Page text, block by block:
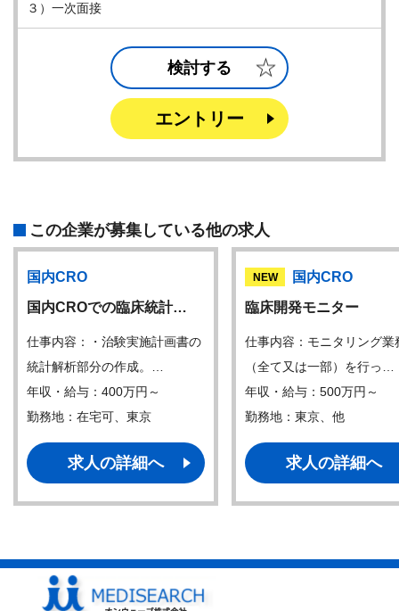
３）一次面接
検討する
エントリー
この企業が募集している他の求人
国内CRO
国内CROでの臨床統計…
仕事内容：・治験実施計画書の
統計解析部分の作成。…
年収・給与：400万円～
勤務地：在宅可、東京
求人の詳細へ
NEW
国内CRO
臨床開発モニター
仕事内容：モニタリング業
（全て又は一部）を行っ…
年収・給与：500万円～
勤務地：東京、他
求人の詳細へ